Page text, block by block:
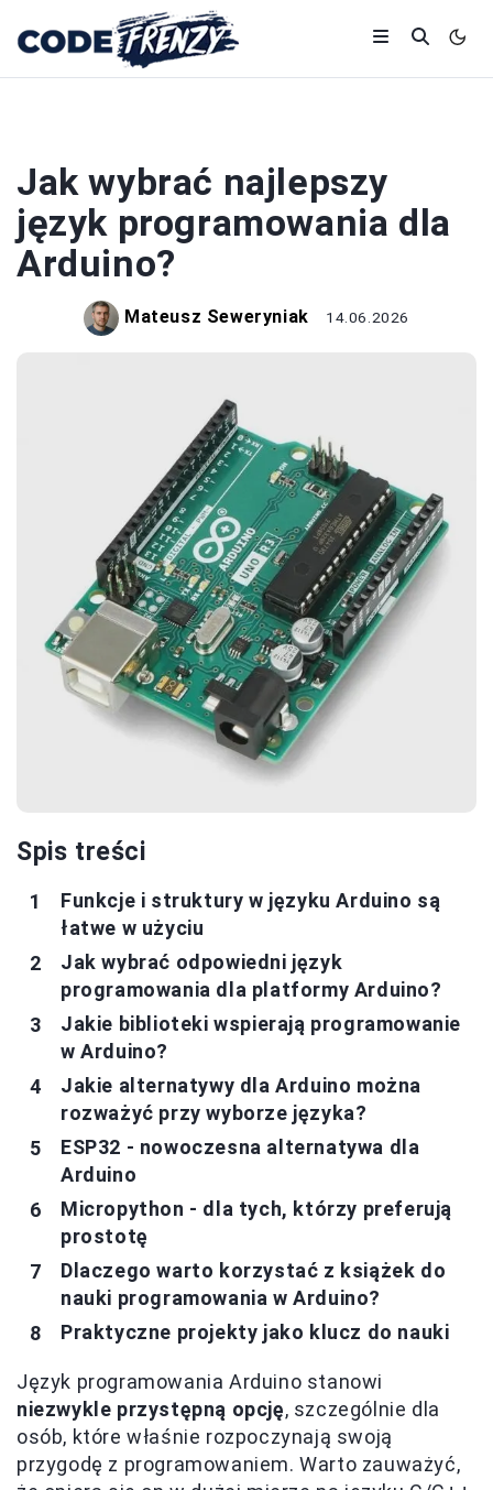
Jak wybrać najlepszy
język programowania dla
Arduino?
Mateusz Seweryniak 14.06.2026
Spis treści
Funkcje i struktury w języku Arduino są
łatwe w użyciu
Jak wybrać odpowiedni język
programowania dla platformy Arduino?
Jakie biblioteki wspierają programowanie
w Arduino?
Jakie alternatywy dla Arduino można
rozważyć przy wyborze języka?
ESP32 - nowoczesna alternatywa dla
Arduino
Micropython - dla tych, którzy preferują
prostotę
Dlaczego warto korzystać z książek do
nauki programowania w Arduino?
Praktyczne projekty jako klucz do nauki
Język programowania Arduino stanowi
niezwykle przystępną opcję, szczególnie dla
osób, które właśnie rozpoczynają swoją
przygodę z programowaniem. Warto zauważyć,